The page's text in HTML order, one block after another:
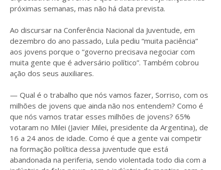
próximas semanas, mas não há data prevista.
Ao discursar na Conferência Nacional da Juventude, em
dezembro do ano passado, Lula pediu “muita paciência”
aos jovens porque o “governo precisava negociar com
muita gente que é adversário político”. Também cobrou
ação dos seus auxiliares.
— Qual é o trabalho que nós vamos fazer, Sorriso, com os
milhões de jovens que ainda não nos entendem? Como é
que nós vamos tratar esses milhões de jovens? 65%
votaram no Milei (Javier Milei, presidente da Argentina), de
16 a 24 anos de idade. Como é que a gente vai competir
na formação política dessa juventude que está
abandonada na periferia, sendo violentada todo dia com a